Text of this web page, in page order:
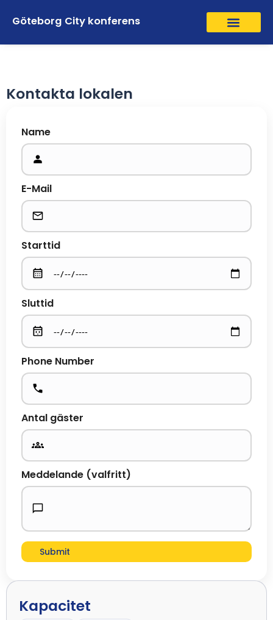
Göteborg City konferens
Kontakta lokalen
Name
E-Mail
Starttid
Sluttid
Phone Number
Antal gäster
Meddelande (valfritt)
Submit
Kapacitet